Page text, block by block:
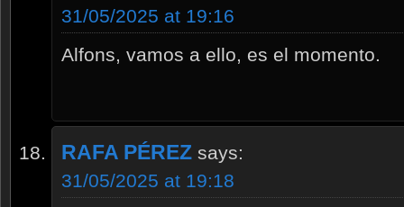
31/05/2025 at 19:16
Alfons, vamos a ello, es el momento.
RAFA PÉREZ says:
31/05/2025 at 19:18